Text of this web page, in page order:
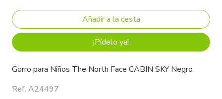
¡Pídelo ya!
Gorro para Niños The North Face CABIN SKY Negro
Ref. A24497